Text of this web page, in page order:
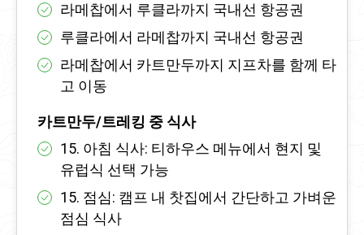
라메찹에서 루클라까지 국내선 항공권
루클라에서 라메찹까지 국내선 항공권
라메찹에서 카트만두까지 지프차를 함께 타
고 이동
카트만두/트레킹 중 식사
15. 아침 식사: 티하우스 메뉴에서 현지 및
유럽식 선택 가능
15. 점심: 캠프 내 찻집에서 간단하고 가벼운
점심 식사